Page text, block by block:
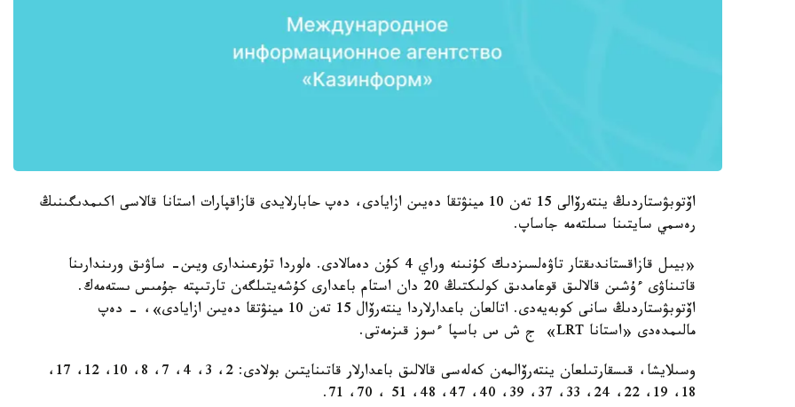
اۆتوبۋستاردىڭ ينتەرۆالى 15 تەن 10 مينۋتقا دەيىن ازايادى، دەپ حابارلايدى قازاقپارات استانا قالاسى اكىمدىگىنىڭ
رەسمي سايتىنا سىلتەمە جاساپ.
«بيىل قازاقستاندىقتار تاۋەلسىزدىك كۇنىنە وراي 4 كۇن دەمالادى. ەلوردا تۇرعىندارى ويىن- ساۋىق ورىندارىنا
قاتىناۋى ءۇشىن قالالىق قوعامدىق كولىكتىڭ 20 دان استام باعدارى كۇشەيتىلگەن تارتىپتە جۇمىس ىستەمەك.
اۆتوبۋستاردىڭ سانى كوبەيەدى. اتالعان باعدارلاردا ينتەرۆال 15 تەن 10 مينۋتقا دەيىن ازايادى»، - دەپ
مالىمدەدى «استانا LRT» ج ش س باسپا ءسوز قىزمەتى.
وسىلايشا، قىسقارتىلعان ينتەرۆالمەن كەلەسى قالالىق باعدارلار قاتىنايتىن بولادى: 2، 3، 4، 7، 8، 10، 12، 17،
18، 19، 22، 24، 33، 37، 39، 40، 47، 48، 51 ، 70، 71.